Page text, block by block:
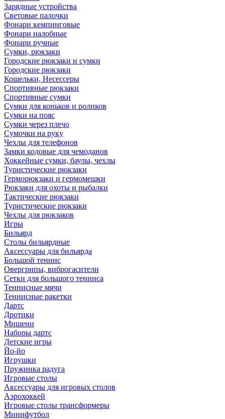
Зарядные устройства
Световые палочки
Фонари кемпинговые
Фонари налобные
Фонари ручные
Сумки, рюкзаки
Городские рюкзаки и сумки
Городские рюкзаки
Кошельки, Несессеры
Спортивные рюкзаки
Спортивные сумки
Сумки для коньков и роликов
Сумки на пояс
Сумки через плечо
Сумочки на руку
Чехлы для телефонов
Замки кодовые для чемоданов
Хоккейные сумки, баулы, чехлы
Туристические рюкзаки
Герморюкзаки и гермомешки
Рюкзаки для охоты и рыбалки
Тактические рюкзаки
Туристические рюкзаки
Чехлы для рюкзаков
Игры
Бильярд
Столы бильярдные
Аксессуары для бильярда
Большой теннис
Овергрипы, виброгасители
Сетки для большого тенниса
Теннисные мячи
Теннисные ракетки
Дартс
Дротики
Мишени
Наборы дартс
Детские игры
Йо-йо
Игрушки
Пружинка радуга
Игровые столы
Аксессуары для игровых столов
Аэрохоккей
Игровые столы трансформеры
Минифутбол